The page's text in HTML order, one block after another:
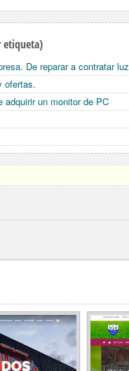
etiqueta)
De reparar a contratar luz
ofertas.
adquirir un monitor de PC